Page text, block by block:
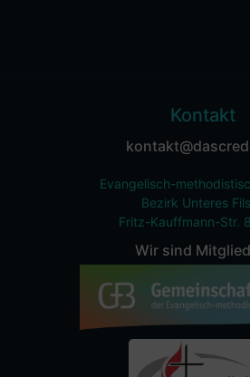
Kontakt
Evangelisch-
Bezirk Unteres
Fritz-Kauffmann-Str.
Wir sind